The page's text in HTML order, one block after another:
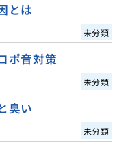
とは
未分類
ポ音対策
未分類
臭い
未分類